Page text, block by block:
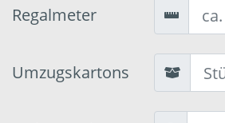
Regalmeter
Umzugskartons